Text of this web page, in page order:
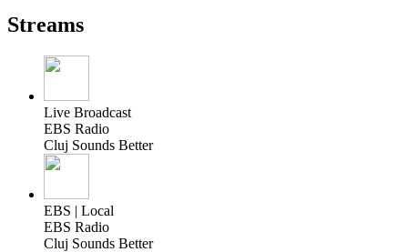
Streams
Live Broadcast
EBS Radio
Cluj Sounds Better
EBS | Local
EBS Radio
Cluj Sounds Better